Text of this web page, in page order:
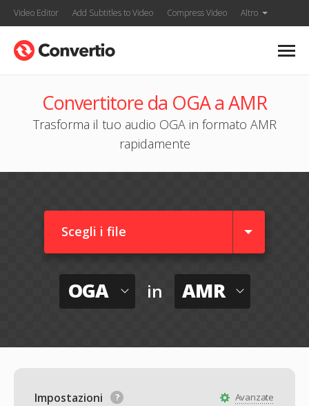
Video Editor Add Subtitles to Video Compress Video Altro
Convertitore da OGA a AMR
Trasforma il tuo audio OGA in formato AMR
rapidamente
Scegli i file
OGA in AMR
Avanzate
Impostazioni